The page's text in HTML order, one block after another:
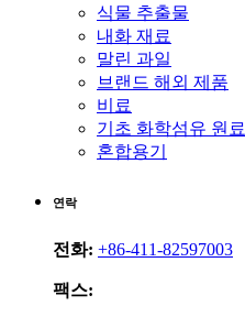
식물 추출물
내화 재료
말린 과일
브랜드 해외 제품
비료
기초 화학섬유 원료
혼합용기
연락
전화: +86-411-82597003
팩스: